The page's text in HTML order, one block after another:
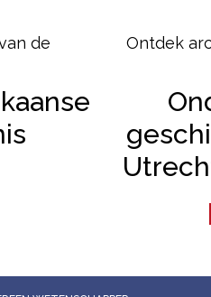
de
Ontdek